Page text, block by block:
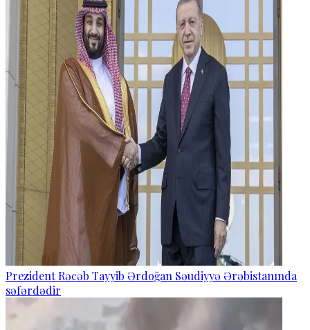
Prezident Rəcəb Tayyib Ərdoğan Səudiyyə Ərəbistanında
səfərdədir